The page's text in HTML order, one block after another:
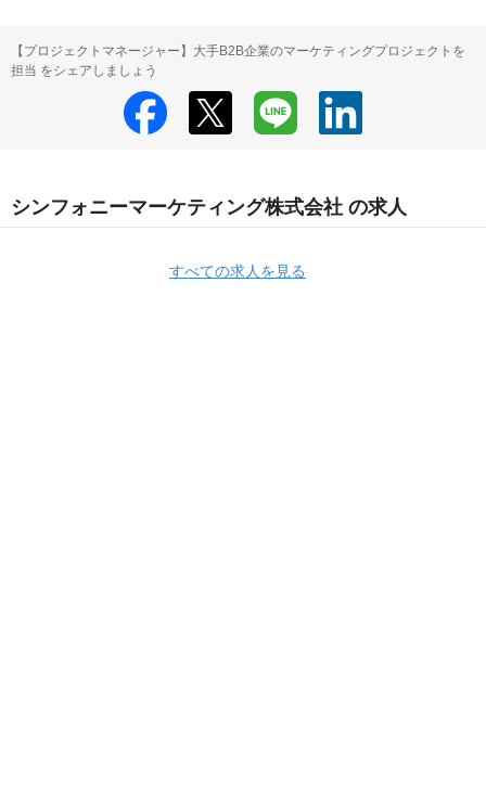
【プロジェクトマネージャー】大手B2B企業のマーケティングプロジェクトを
担当 をシェアしましょう
シンフォニーマーケティング株式会社 の求人
すべての求人を見る